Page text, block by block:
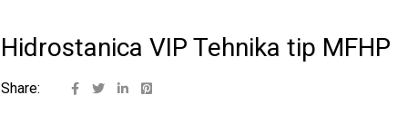
Hidrostanica VIP Tehnika tip MFHP
Share: